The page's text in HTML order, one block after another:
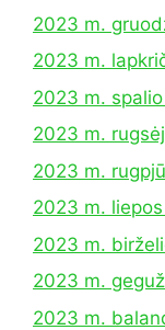
2023 m.
2023 m.
2023 m.
2023 m.
2023 m.
2023 m.
2023 m.
2023 m.
2023 m.